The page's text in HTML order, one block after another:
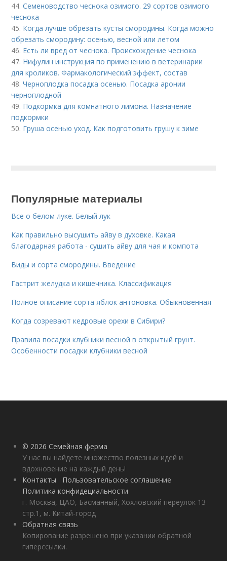
44.Семеноводство чеснока озимого. 29 сортов озимого
чеснока
45. Когда лучше обрезать кусты смородины. Когда можно
обрезать смородину: осенью, весной или летом
46. Есть ли вред от чеснока. Происхождение чеснока
47. Нифулин инструкция по применению в ветеринарии
для кроликов. Фармакологический эффект, состав
48.Черноплодка посадка осенью. Посадка аронии
черноплодной
49. Подкормка для комнатного лимона. Назначение
подкормки
50. Груша осенью уход. Как подготовить грушу к зиме
Популярные материалы
Все о белом луке. Белый лук
Как правильно высушить айву в духовке. Какая
благодарная работа - сушить айву для чая и компота
Виды и сорта смородины. Введение
Гастрит желудка и кишечника. Классификация
Полное описание сорта яблок антоновка. Обыкновенная
Когда созревают кедровые орехи в Сибири?
Правила посадки клубники весной в открытый грунт.
Особенности посадки клубники весной
© 2026 Семейная ферма
У нас вы найдете множество полезных идей и
вдохновение на каждый день!
Контакты
Пользовательское соглашение
Политика конфидециальности
г. Москва, ЦАО, Басманный, Хохловский переулок 13
стр.1, м. Китай-город
Обратная связь
Копирование разрешено при указании обратной
гиперссылки.